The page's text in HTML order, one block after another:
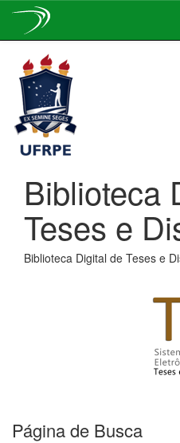
navigation
Biblioteca
Teses e
Biblioteca Digital de Teses e
Página de Busca